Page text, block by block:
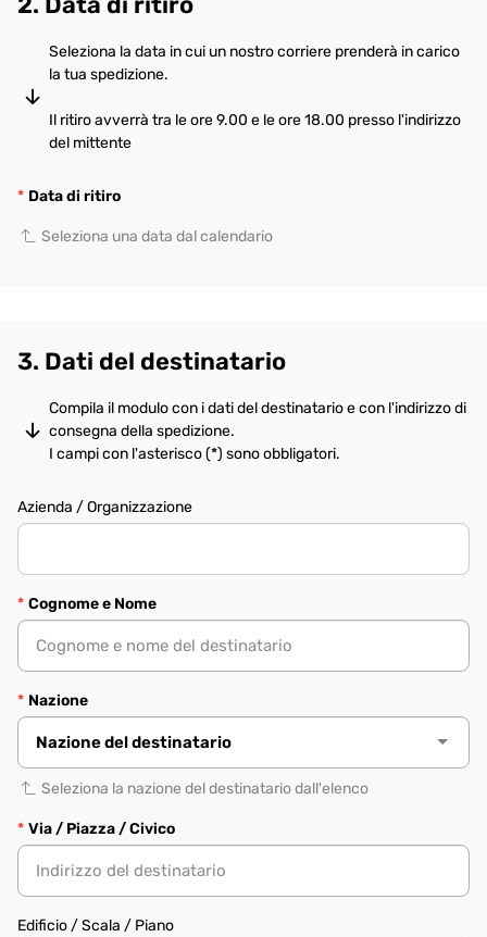
Seleziona la data in cui un nostro corriere prenderà in carico
la tua spedizione.
Il ritiro avverrà tra le ore 9.00 e le ore 18.00 presso l'indirizzo
del mittente
Data di ritiro
Seleziona una data dal calendario
3. Dati del destinatario
Compila il modulo con i dati del destinatario e con l'indirizzo di
consegna della spedizione.
I campi con l'asterisco (*) sono obbligatori.
Azienda / Organizzazione
Cognome e Nome
Nazione
Seleziona la nazione del destinatario dall'elenco
Via / Piazza / Civico
Edificio / Scala / Piano